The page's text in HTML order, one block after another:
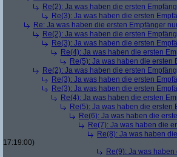
Re(2): Ja was haben die ersten
Re(3): Ja was haben die ersten
Re: Ja was haben die ersten Empfänger
Re(2): Ja was haben die ersten
Re(3): Ja was haben die ersten
Re(4): Ja was haben die ersten
Re(5): Ja was haben die ersten
Re(2): Ja was haben die ersten
Re(3): Ja was haben die ersten
Re(3): Ja was haben die ersten
Re(4): Ja was haben die ersten
Re(5): Ja was haben die ersten
Re(6): Ja was haben die
Re(7): Ja was haben die
Re(8): Ja was haben
17:19:00)
Re(9): Ja was